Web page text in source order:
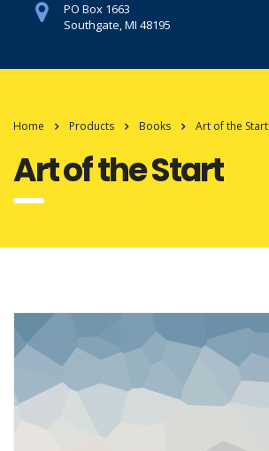
PO Box 1663
Southgate, MI 48195
Home Products Books Art of the Start
Art of the Start